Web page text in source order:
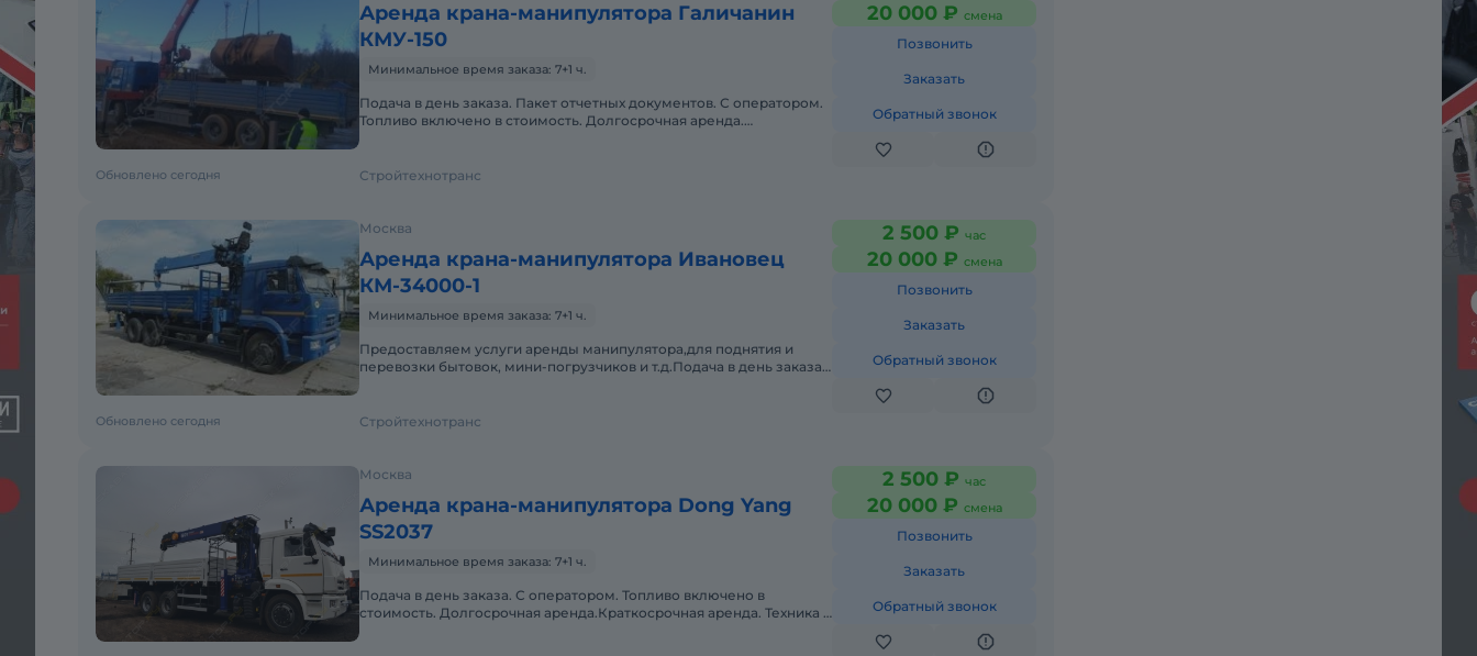
Аренда крана-манипулятора Галичанин
КМУ-150
Минимальное время заказа: 7+1 ч.
Подача в день заказа. Пакет отчетных документов. С оператором.
Топливо включено в стоимость. Долгосрочная аренда.
20 000 ₽ смена
Позвонить
Заказать
Обратный звонок
Обновлено сегодня Стройтехнотранс
Москва
Аренда крана-манипулятора Ивановец
КМ-34000-1
Минимальное время заказа: 7+1 ч.
Предоставляем услуги аренды манипулятора,для поднятия и
перевозки бытовок, мини-погрузчиков и т.д.Подача в день заказа.
2 500 ₽ час
20 000 ₽ смена
Позвонить
Заказать
Обратный звонок
Обновлено сегодня Стройтехнотранс
Москва
Аренда крана-манипулятора Dong Yang
SS2037
Минимальное время заказа: 7+1 ч.
Подача в день заказа. С оператором. Топливо включено в
стоимость. Долгосрочная аренда.Краткосрочная аренда. Техника с
2 500 ₽ час
20 000 ₽ смена
Позвонить
Заказать
Обратный звонок